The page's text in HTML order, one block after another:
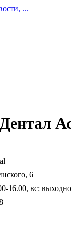
...
6
16.00, вс: